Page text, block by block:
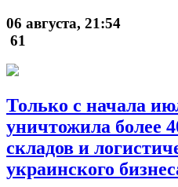
06 августа, 21:54
61
Только с начала
уничтожила более
складов и
украинского